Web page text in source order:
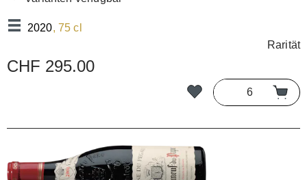
2020, 75 cl
Rarität
CHF 295.00